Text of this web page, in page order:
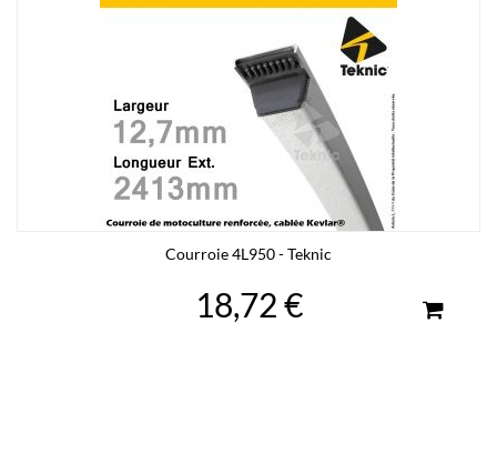
Courroie 4L950 - Teknic
18,72 €